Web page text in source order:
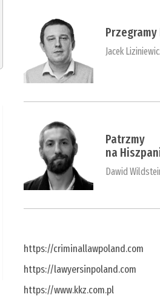
Przegramy
Jacek
Patrzmy
na
Dawid
https://criminallawpoland.com
https://lawyersinpoland.com
https://www.kkz.com.pl